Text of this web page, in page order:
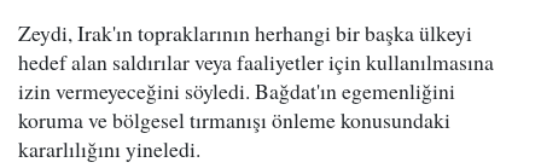
Zeydi, Irak'ın topraklarının herhangi bir başka ülkeyi
hedef alan saldırılar veya faaliyetler için kullanılmasına
izin vermeyeceğini söyledi. Bağdat'ın egemenliğini
koruma ve bölgesel tırmanışı önleme konusundaki
kararlılığını yineledi.